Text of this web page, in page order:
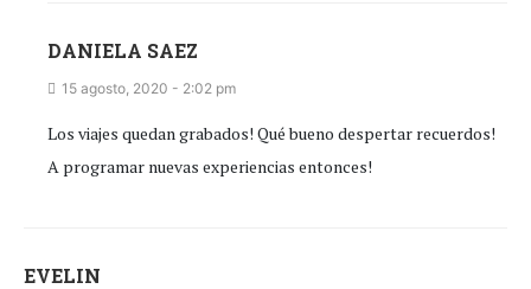
DANIELA SAEZ
15 agosto, 2020 - 2:02 pm
Los viajes quedan grabados! Qué bueno despertar recuerdos!
A programar nuevas experiencias entonces!
EVELIN